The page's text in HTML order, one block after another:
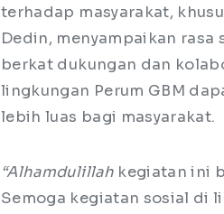
terhadap masyarakat,
Dedin, menyampaikan
berkat dukungan dan
lingkungan Perum GBM
lebih luas bagi masyarakat.
“Alhamdulillahkegiatan ini
Semoga kegiatan sosial di